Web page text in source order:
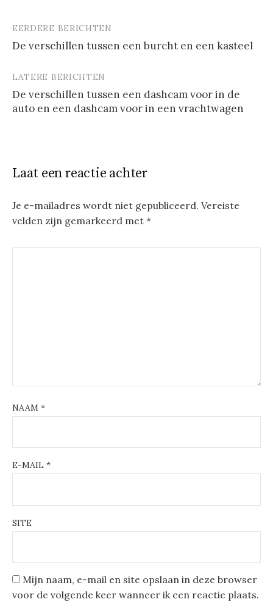
Berichtnavigatie
EERDERE BERICHTEN
De verschillen tussen een burcht en een kasteel
LATERE BERICHTEN
De verschillen tussen een dashcam voor in de
auto en een dashcam voor in een vrachtwagen
Laat een reactie achter
Je e-mailadres wordt niet gepubliceerd. Vereiste
velden zijn gemarkeerd met *
NAAM *
E-MAIL *
SITE
Mijn naam, e-mail en site opslaan in deze browser
voor de volgende keer wanneer ik een reactie plaats.